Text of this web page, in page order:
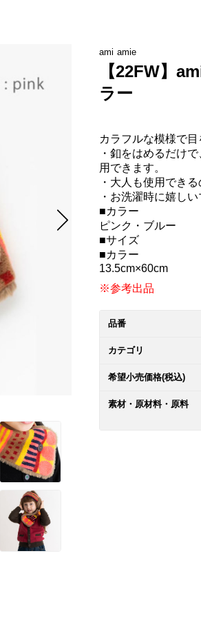
ami amie
【22FW】
ラー
カラフルな模様で目
・釦をはめるだけ
用できます。
・大人も使用でき
・お洗濯時に嬉し
■カラー
ピンク・ブルー
■サイズ
■カラー
13.5cm×60cm
※参考出品
品番
カテゴリ
希望小売価格(税込)
素材・原材料・原料